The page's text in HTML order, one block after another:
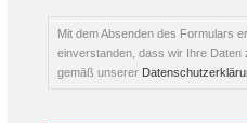
Mit dem Absenden des Formulars
einverstanden, dass wir Ihre Daten
gemäß unserer